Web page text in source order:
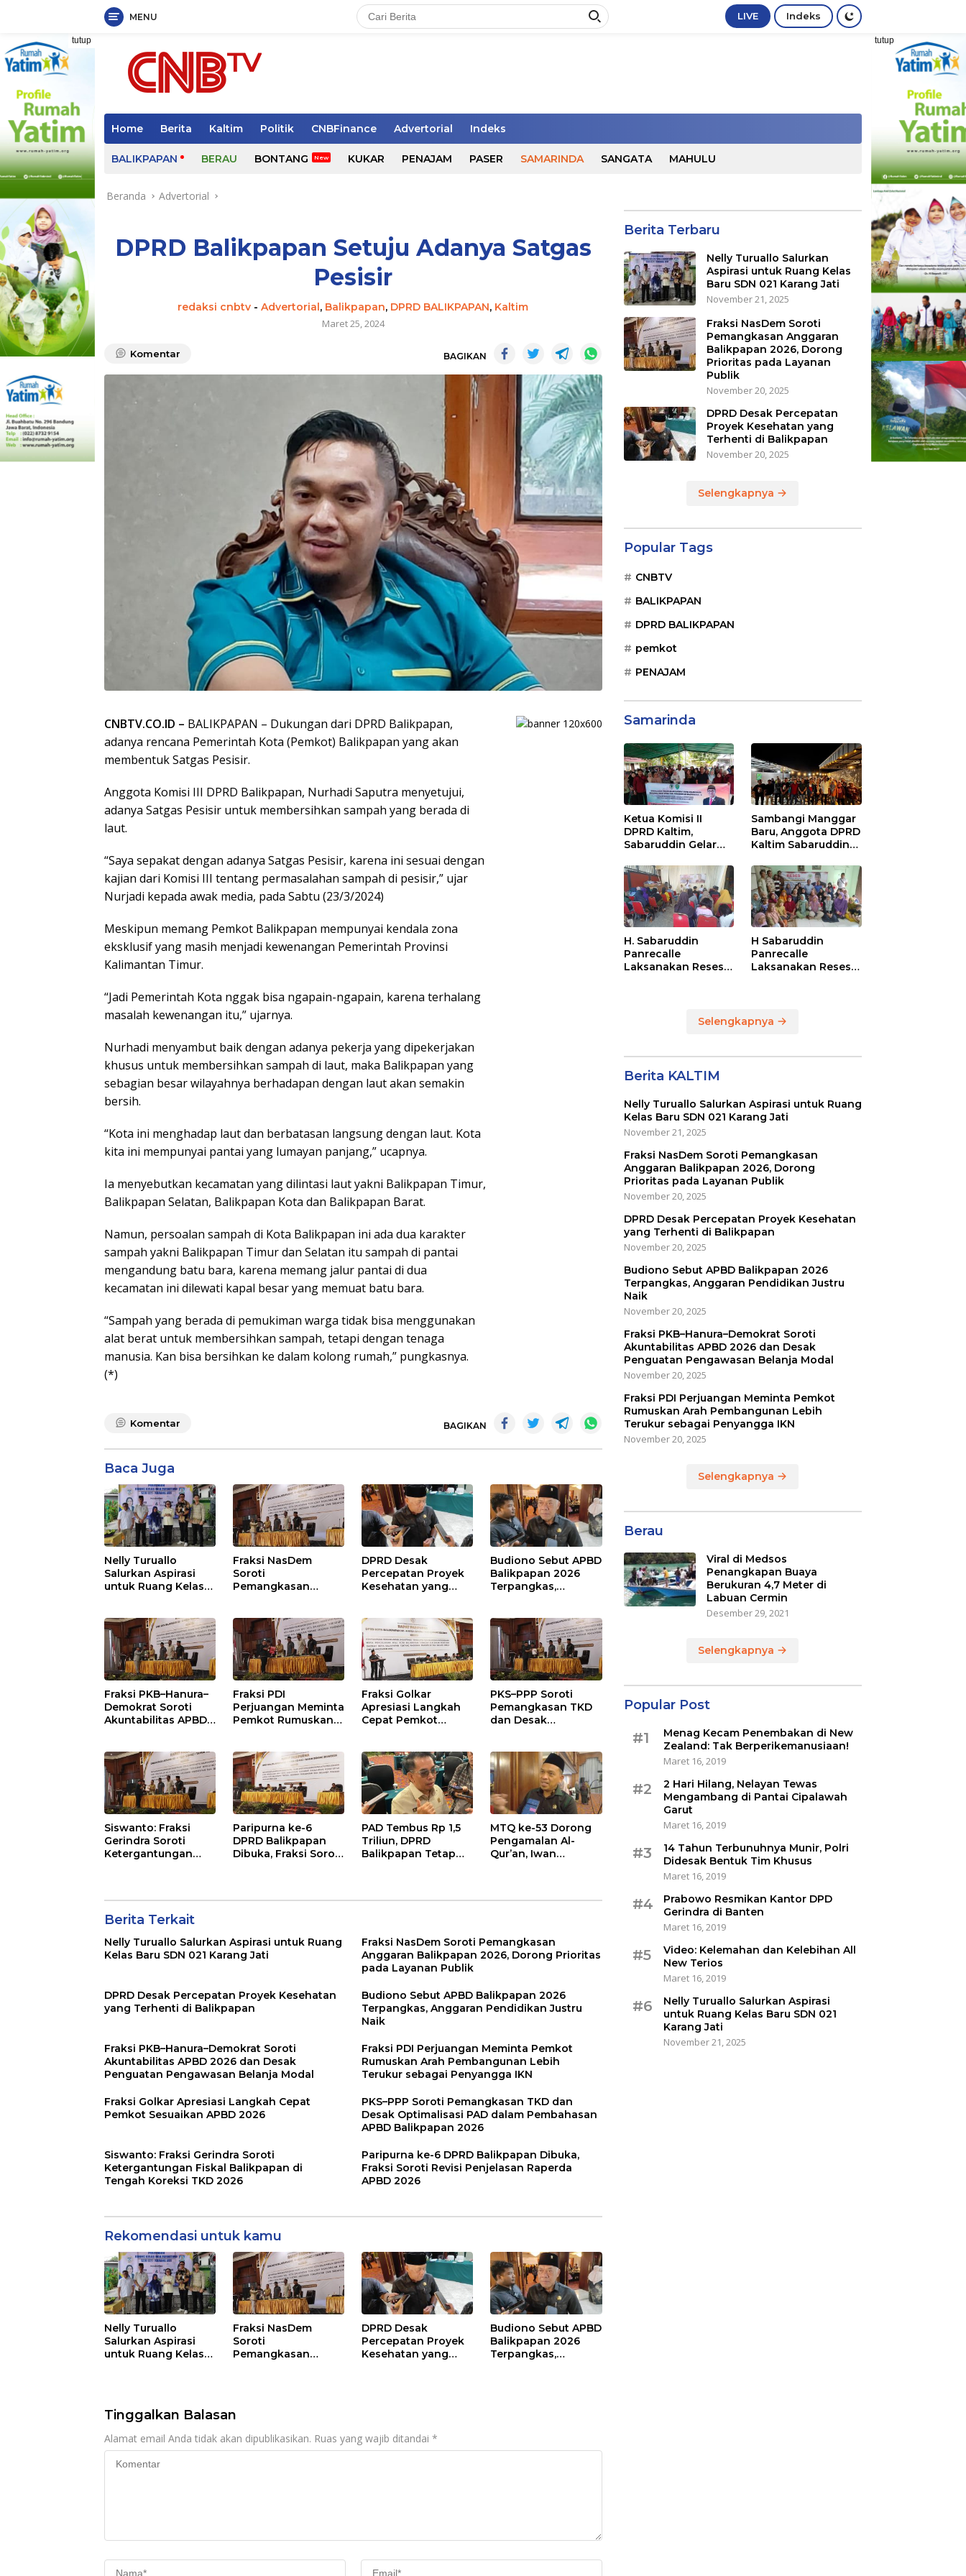
Langsung
ke
konten
MENU LIVE Indeks
tutup tutup
Home Berita Kaltim Politik CNBFinance Advertorial Indeks
BALIKPAPAN BERAU BONTANG KUKAR PENAJAM PASER SAMARINDA SANGATA MAHULU
Beranda Advertorial
DPRD Balikpapan Setuju Adanya Satgas
Pesisir
redaksi cnbtv -Advertorial, Balikpapan, DPRD BALIKPAPAN, Kaltim
Maret 25, 2024
Komentar BAGIKAN
CNBTV.CO.ID – BALIKPAPAN – Dukungan dari DPRD Balikpapan,
adanya rencana Pemerintah Kota (Pemkot) Balikpapan yang akan
membentuk Satgas Pesisir.
Anggota Komisi III DPRD Balikpapan, Nurhadi Saputra menyetujui,
adanya Satgas Pesisir untuk membersihkan sampah yang berada di
laut.
“Saya sepakat dengan adanya Satgas Pesisir, karena ini sesuai dengan
kajian dari Komisi III tentang permasalahan sampah di pesisir,” ujar
Nurjadi kepada awak media, pada Sabtu (23/3/2024)
Meskipun memang Pemkot Balikpapan mempunyai kendala zona
eksklusif yang masih menjadi kewenangan Pemerintah Provinsi
Kalimantan Timur.
“Jadi Pemerintah Kota nggak bisa ngapain-ngapain, karena terhalang
masalah kewenangan itu,” ujarnya.
Nurhadi menyambut baik dengan adanya pekerja yang dipekerjakan
khusus untuk membersihkan sampah di laut, maka Balikpapan yang
sebagian besar wilayahnya berhadapan dengan laut akan semakin
bersih.
“Kota ini menghadap laut dan berbatasan langsung dengan laut. Kota
kita ini mempunyai pantai yang lumayan panjang,” ucapnya.
Ia menyebutkan kecamatan yang dilintasi laut yakni Balikpapan Timur,
Balikpapan Selatan, Balikpapan Kota dan Balikpapan Barat.
Namun, persoalan sampah di Kota Balikpapan ini ada dua karakter
sampah yakni Balikpapan Timur dan Selatan itu sampah di pantai
mengandung batu bara, karena memang jalur pantai di dua
kecamatan ini dilewati kapal besar yang memuat batu bara.
“Sampah yang berada di pemukiman warga tidak bisa menggunakan
alat berat untuk membersihkan sampah, tetapi dengan tenaga
manusia. Kan bisa bersihkan ke dalam kolong rumah,” pungkasnya.
(*)
Komentar BAGIKAN
Baca Juga
Nelly Turuallo
Salurkan Aspirasi
untuk Ruang Kelas
Fraksi NasDem
Soroti
Pemangkasan
Dorong Prioritas
pada Layanan
Publik
DPRD Desak
Percepatan Proyek
Kesehatan yang
Budiono Sebut APBD
Balikpapan 2026
Terpangkas,
Naik
Fraksi PKB–Hanura–
Demokrat Soroti
Akuntabilitas APBD
Pengawasan
Belanja Modal
Fraksi PDI
Perjuangan Meminta
Pemkot Rumuskan
sebagai Penyangga
IKN
Fraksi Golkar
Apresiasi Langkah
Cepat Pemkot
PKS–PPP Soroti
Pemangkasan TKD
dan Desak
APBD Balikpapan
2026
Siswanto: Fraksi
Gerindra Soroti
Ketergantungan
Paripurna ke-6
DPRD Balikpapan
Dibuka, Fraksi Soroti
PAD Tembus Rp 1,5
Triliun, DPRD
Balikpapan Tetap
MTQ ke-53 Dorong
Pengamalan Al-
Qur’an, Iwan
Berita Terkait
Nelly Turuallo Salurkan Aspirasi untuk Ruang
Kelas Baru SDN 021 Karang Jati
Fraksi NasDem Soroti Pemangkasan
Anggaran Balikpapan 2026, Dorong Prioritas
pada Layanan Publik
DPRD Desak Percepatan Proyek Kesehatan
yang Terhenti di Balikpapan
Budiono Sebut APBD Balikpapan 2026
Terpangkas, Anggaran Pendidikan Justru
Naik
Fraksi PKB–Hanura–Demokrat Soroti
Akuntabilitas APBD 2026 dan Desak
Penguatan Pengawasan Belanja Modal
Fraksi PDI Perjuangan Meminta Pemkot
Rumuskan Arah Pembangunan Lebih
Terukur sebagai Penyangga IKN
Fraksi Golkar Apresiasi Langkah Cepat
Pemkot Sesuaikan APBD 2026
PKS–PPP Soroti Pemangkasan TKD dan
Desak Optimalisasi PAD dalam Pembahasan
APBD Balikpapan 2026
Siswanto: Fraksi Gerindra Soroti
Ketergantungan Fiskal Balikpapan di
Tengah Koreksi TKD 2026
Paripurna ke-6 DPRD Balikpapan Dibuka,
Fraksi Soroti Revisi Penjelasan Raperda
APBD 2026
Rekomendasi untuk kamu
Nelly Turuallo
Salurkan Aspirasi
untuk Ruang Kelas
Fraksi NasDem
Soroti
Pemangkasan
Publik
DPRD Desak
Percepatan Proyek
Kesehatan yang
Budiono Sebut APBD
Balikpapan 2026
Terpangkas,
Tinggalkan Balasan
Alamat email Anda tidak akan dipublikasikan. Ruas yang wajib ditandai *
Berita Terbaru
Nelly Turuallo Salurkan
Aspirasi untuk Ruang Kelas
Baru SDN 021 Karang Jati
November 21, 2025
Fraksi NasDem Soroti
Pemangkasan Anggaran
Balikpapan 2026, Dorong
Prioritas pada Layanan
Publik
November 20, 2025
DPRD Desak Percepatan
Proyek Kesehatan yang
Terhenti di Balikpapan
November 20, 2025
Selengkapnya
Popular Tags
CNBTV
BALIKPAPAN
DPRD BALIKPAPAN
pemkot
PENAJAM
Samarinda
Ketua Komisi II
DPRD Kaltim,
Sabaruddin Gelar
Pajak dan Retribusi
Daerah di
Sepinggan Raya
Balikpapan
Sambangi Manggar
Baru, Anggota DPRD
Kaltim Sabaruddin
Kepemudaan di
Balikpapan
H. Sabaruddin
Panrecalle
Laksanakan Reses
H Sabaruddin
Panrecalle
Laksanakan Reses
Selengkapnya
Berita KALTIM
Nelly Turuallo Salurkan Aspirasi untuk Ruang
Kelas Baru SDN 021 Karang Jati
November 21, 2025
Fraksi NasDem Soroti Pemangkasan
Anggaran Balikpapan 2026, Dorong
Prioritas pada Layanan Publik
November 20, 2025
DPRD Desak Percepatan Proyek Kesehatan
yang Terhenti di Balikpapan
November 20, 2025
Budiono Sebut APBD Balikpapan 2026
Terpangkas, Anggaran Pendidikan Justru
Naik
November 20, 2025
Fraksi PKB–Hanura–Demokrat Soroti
Akuntabilitas APBD 2026 dan Desak
Penguatan Pengawasan Belanja Modal
November 20, 2025
Fraksi PDI Perjuangan Meminta Pemkot
Rumuskan Arah Pembangunan Lebih
Terukur sebagai Penyangga IKN
November 20, 2025
Selengkapnya
Berau
Viral di Medsos
Penangkapan Buaya
Berukuran 4,7 Meter di
Labuan Cermin
Desember 29, 2021
Selengkapnya
Popular Post
#1
Menag Kecam Penembakan di New
Zealand: Tak Berperikemanusiaan!
Maret 16, 2019
#2
2 Hari Hilang, Nelayan Tewas
Mengambang di Pantai Cipalawah
Garut
Maret 16, 2019
#3
14 Tahun Terbunuhnya Munir, Polri
Didesak Bentuk Tim Khusus
Maret 16, 2019
#4
Prabowo Resmikan Kantor DPD
Gerindra di Banten
Maret 16, 2019
#5
Video: Kelemahan dan Kelebihan All
New Terios
Maret 16, 2019
#6
Nelly Turuallo Salurkan Aspirasi
untuk Ruang Kelas Baru SDN 021
Karang Jati
November 21, 2025